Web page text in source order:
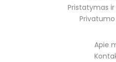
Pristatymas
Apie